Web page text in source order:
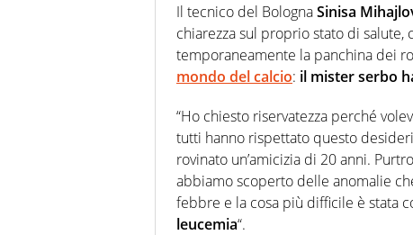
Il tecnico del BolognaSinisa
chiarezza sul proprio stato di
temporaneamente la panchina dei
mondo del calcio: il mister serbo
“Ho chiesto riservatezza perché
tutti hanno rispettato questo
rovinato un’amicizia di 20 anni.
abbiamo scoperto delle anomalie
febbre e la cosa più difficile è stata
leucemia“.